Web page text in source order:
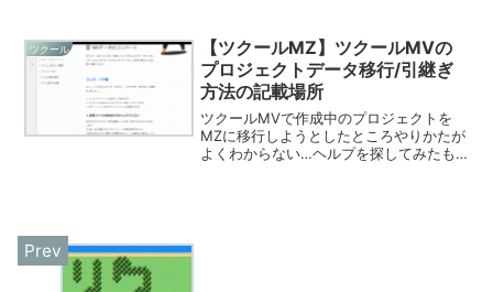
うことで、時間内に材料を集めてチョコ
レートを作るゲームを考え...
ツクール
【ツクールMZ】ツクールMVの
プロジェクトデータ移行/引継ぎ
方法の記載場所
ツクールMVで作成中のプロジェクトを
MZに移行しようとしたところやりかたが
よくわからない…ヘルプを探してみたも